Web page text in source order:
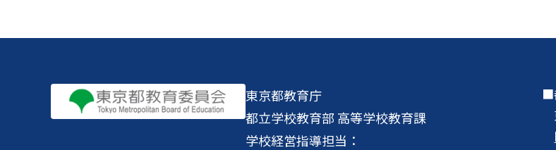
東京都教育庁
都立学校教育部 高等学校教育課
学校経営指導担当：